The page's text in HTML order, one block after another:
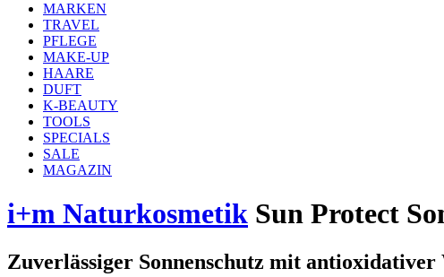
MARKEN
TRAVEL
PFLEGE
MAKE-UP
HAARE
DUFT
K-BEAUTY
TOOLS
SPECIALS
SALE
MAGAZIN
i+m Naturkosmetik Sun Protect
Zuverlässiger Sonnenschutz mit